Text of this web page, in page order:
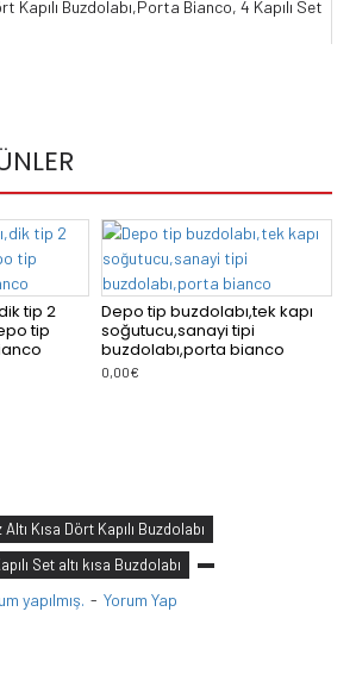
tip 2
tip
Depo tip buzdolabı,tek kapı
soğutucu,sanayi tipi
buzdolabı,porta bianco
0,00€
Altı Kısa Dört Kapılı Buzdolabı
Set altı kısa Buzdolabı
yapılmış. - Yorum Yap